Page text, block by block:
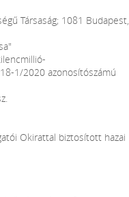
Társaság; 1081 Budapest,
1/2020 azonosítószámú
Okirattal biztosított hazai